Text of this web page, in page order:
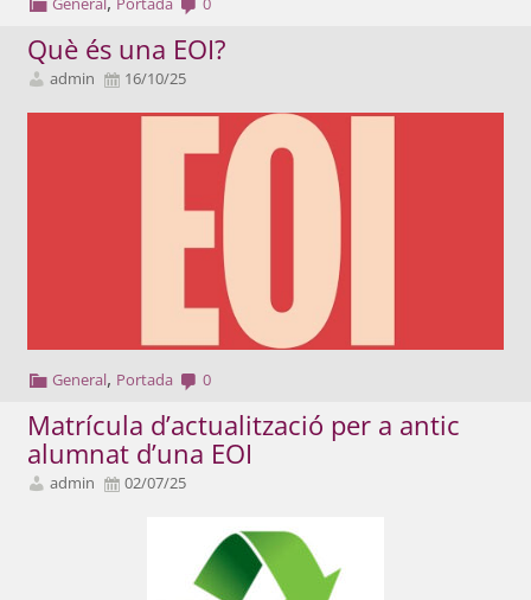
Què és una EOI?
admin 16/10/25
General, Portada 0
Matrícula d’actualització per a antic
alumnat d’una EOI
admin 02/07/25